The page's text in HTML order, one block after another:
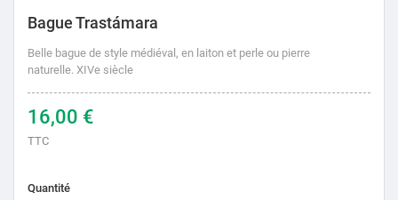
Bague Trastámara
Belle bague de style médiéval, en laiton et perle ou pierre
naturelle. XIVe siècle
16,00 €
TTC
Quantité